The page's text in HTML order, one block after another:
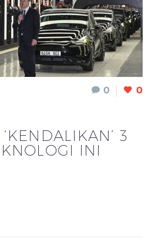
0 0
3
INI